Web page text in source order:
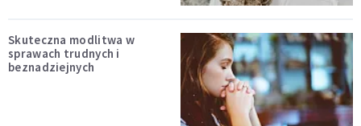
Skuteczna modlitwa w
sprawach trudnych i
beznadziejnych